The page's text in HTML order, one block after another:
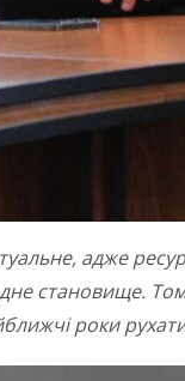
адже
становище.
роки